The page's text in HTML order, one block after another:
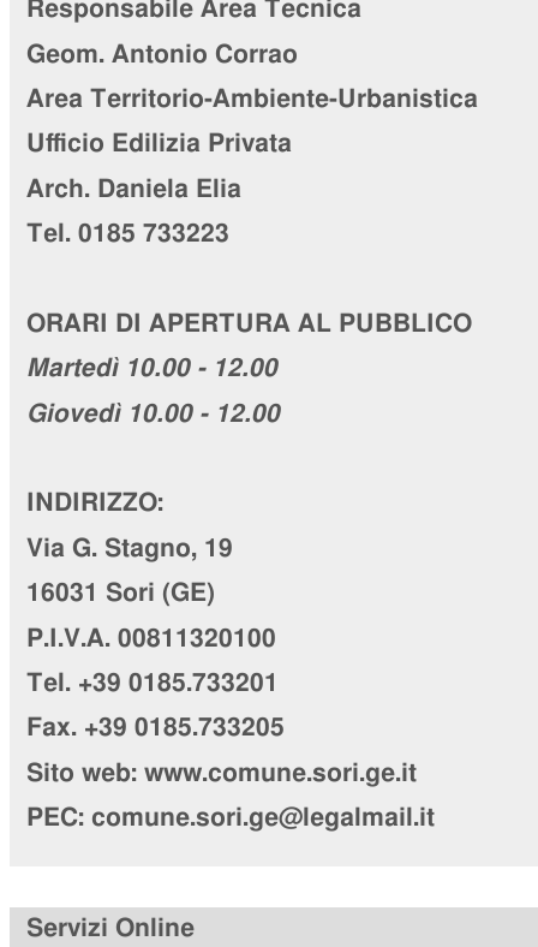
Responsabile Area Tecnica
Geom. Antonio Corrao
Area Territorio-Ambiente-Urbanistica
Ufficio Edilizia Privata
Arch. Daniela Elia
Tel. 0185 733223
ORARI DI APERTURA AL PUBBLICO
Martedì 10.00 - 12.00
Giovedì 10.00 - 12.00
INDIRIZZO:
Via G. Stagno, 19
16031 Sori (GE)
P.I.V.A. 00811320100
Tel. +39 0185.733201
Fax. +39 0185.733205
Sito web: www.comune.sori.ge.it
PEC: comune.sori.ge@legalmail.it
Servizi Online